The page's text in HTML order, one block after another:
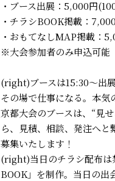
・ブース出展：5,000円
・チラシBOOK掲載：
・おもてなしMAP掲載：
※大会参加者のみ申込可能
(right)ブースは15:30〜出
その場で仕事になる。本気
京都大会のブースは、“見
ら、見積、相談、発注へ
募集いたします！
(right)当日のチラシ配布は
BOOK」を制作。当日の出